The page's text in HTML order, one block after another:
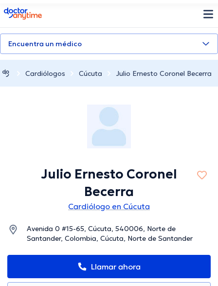
doctoranytime
Encuentra un médico
Cardiólogos Cúcuta Julio Ernesto Coronel Becerra
Julio Ernesto Coronel
Becerra
Cardiólogo en Cúcuta
Avenida 0 #15-65, Cúcuta, 540006, Norte de
Santander, Colombia, Cúcuta, Norte de Santander
Llamar ahora